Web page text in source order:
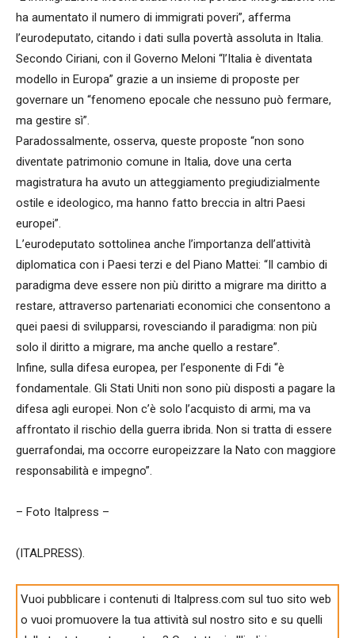
ha aumentato il numero di immigrati poveri”, afferma
l’eurodeputato, citando i dati sulla povertà assoluta in Italia.
Secondo Ciriani, con il Governo Meloni “l’Italia è diventata
modello in Europa” grazie a un insieme di proposte per
governare un “fenomeno epocale che nessuno può fermare,
ma gestire sì”.
Paradossalmente, osserva, queste proposte “non sono
diventate patrimonio comune in Italia, dove una certa
magistratura ha avuto un atteggiamento pregiudizialmente
ostile e ideologico, ma hanno fatto breccia in altri Paesi
europei”.
L’eurodeputato sottolinea anche l’importanza dell’attività
diplomatica con i Paesi terzi e del Piano Mattei: “Il cambio di
paradigma deve essere non più diritto a migrare ma diritto a
restare, attraverso partenariati economici che consentono a
quei paesi di svilupparsi, rovesciando il paradigma: non più
solo il diritto a migrare, ma anche quello a restare”.
Infine, sulla difesa europea, per l’esponente di Fdi “è
fondamentale. Gli Stati Uniti non sono più disposti a pagare la
difesa agli europei. Non c’è solo l’acquisto di armi, ma va
affrontato il rischio della guerra ibrida. Non si tratta di essere
guerrafondai, ma occorre europeizzare la Nato con maggiore
responsabilità e impegno”.
– Foto Italpress –
(ITALPRESS).
Vuoi pubblicare i contenuti di Italpress.com sul tuo sito web
o vuoi promuovere la tua attività sul nostro sito e su quelli